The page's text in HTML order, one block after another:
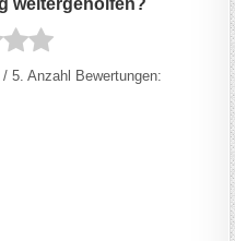
/ 5. Anzahl Bewertungen: